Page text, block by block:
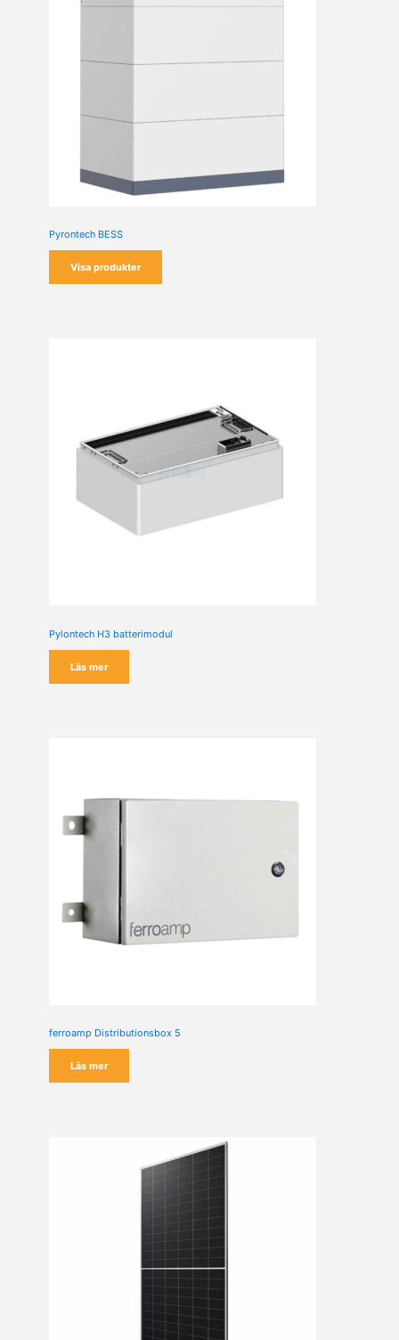
Pyrontech BESS
Visa produkter
Pylontech H3 batterimodul
Läs mer
ferroamp Distributionsbox 5
Läs mer